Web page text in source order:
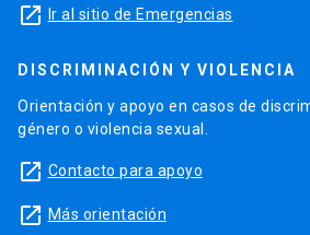
launch Ir al sitio de Emergencias
DISCRIMINACIÓN Y VIOLENCIA
Orientación y apoyo en casos de
género o violencia sexual.
launch Contacto para apoyo
launch Más orientación